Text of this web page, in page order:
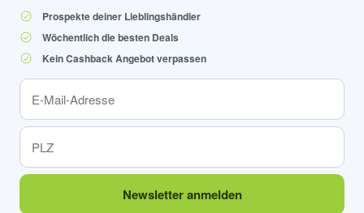
Prospekte deiner Lieblingshändler
Wöchentlich die besten Deals
Kein Cashback Angebot verpassen
Newsletter anmelden